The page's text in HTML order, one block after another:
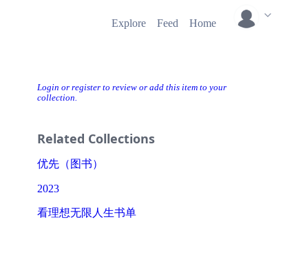
Explore Feed Home
Login or register to review or add this item to your
collection.
Related Collections
优先（图书）
2023
看理想无限人生书单